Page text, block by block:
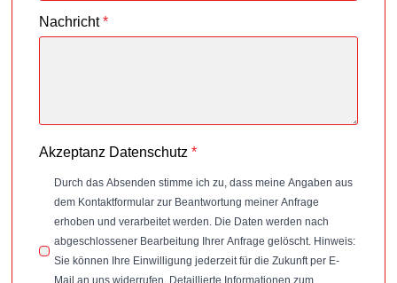
Nachricht *
Akzeptanz Datenschutz *
Durch das Absenden stimme ich zu, dass meine Angaben aus
dem Kontaktformular zur Beantwortung meiner Anfrage
erhoben und verarbeitet werden. Die Daten werden nach
abgeschlossener Bearbeitung Ihrer Anfrage gelöscht. Hinweis:
Sie können Ihre Einwilligung jederzeit für die Zukunft per E-
Mail an uns widerrufen. Detaillierte Informationen zum